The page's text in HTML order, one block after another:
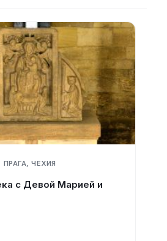
ПРАГА, ЧЕХИЯ
с Девой Марией и